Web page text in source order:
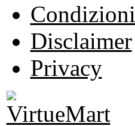
Condizioni
Disclaimer
Privacy